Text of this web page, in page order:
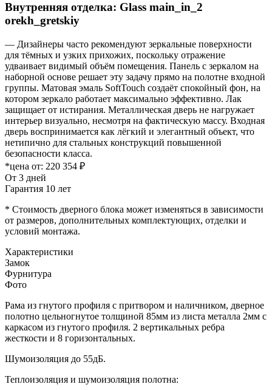
Внутренняя отделка: Glass main_in_2
orekh_gretskiy
— Дизайнеры часто рекомендуют зеркальные поверхности
для тёмных и узких прихожих, поскольку отражение
удваивает видимый объём помещения. Панель с зеркалом на
наборной основе решает эту задачу прямо на полотне входной
группы. Матовая эмаль SoftTouch создаёт спокойный фон, на
котором зеркало работает максимально эффективно. Лак
защищает от истирания. Металлическая дверь не нагружает
интерьер визуально, несмотря на фактическую массу. Входная
дверь воспринимается как лёгкий и элегантный объект, что
нетипично для стальных конструкций повышенной
безопасности класса.
*цена от: 220 354 ₽
От 3 дней
Гарантия 10 лет
* Стоимость дверного блока может изменяться в зависимости
от размеров, дополнительных комплектующих, отделки и
условий монтажа.
Характеристики
Замок
Фурнитура
Фото
Рама из гнутого профиля с притвором и наличником, дверное
полотно цельногнутое толщиной 85мм из листа металла 2мм c
каркасом из гнутого профиля. 2 вертикальных ребра
жесткости и 8 горизонтальных.
Шумоизоляция до 55дБ.
Теплоизоляция и шумоизоляция полотна: